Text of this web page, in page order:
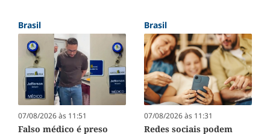
Brasil
07/08/2026 às 11:51
Falso médico é preso
Brasil
07/08/2026 às 11:31
Redes sociais podem